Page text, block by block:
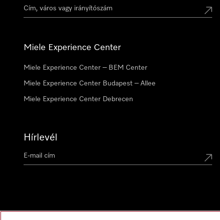
Miele Experience Center
Miele Experience Center – BEM Center
Miele Experience Center Budapest – Allee
Miele Experience Center Debrecen
Hírlevél